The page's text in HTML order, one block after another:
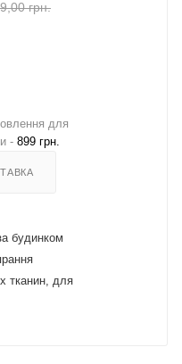
грн.
для
- 899 грн.
будинком
тканин, для